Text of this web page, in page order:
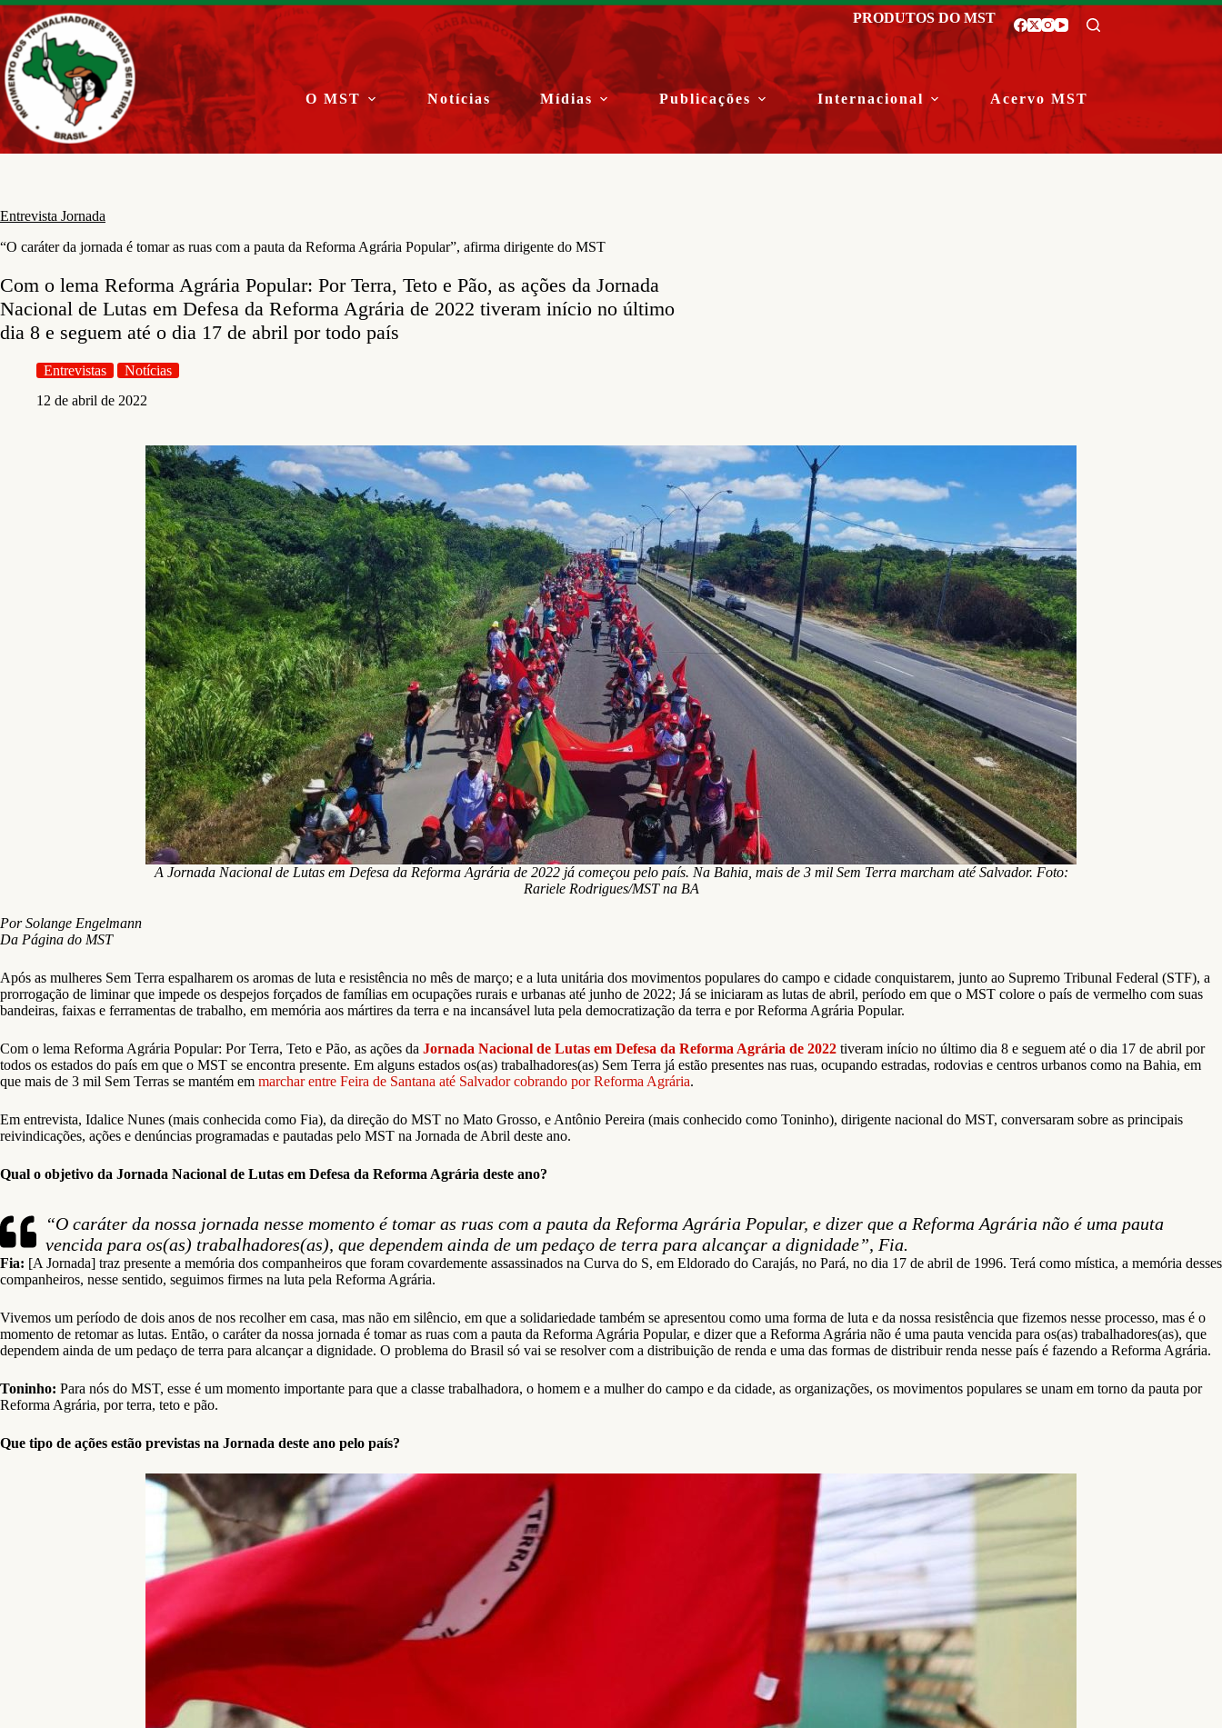
Pular
para
o
conteúdo
PRODUTOS DO MST
O MST Notícias Mídias Publicações Internacional Acervo MST
Entrevista Jornada
“O caráter da jornada é tomar as ruas com a pauta da Reforma Agrária Popular”, afirma dirigente do MST
Com o lema Reforma Agrária Popular: Por Terra, Teto e Pão, as ações da Jornada
Nacional de Lutas em Defesa da Reforma Agrária de 2022 tiveram início no último
dia 8 e seguem até o dia 17 de abril por todo país
Entrevistas
Notícias
12 de abril de 2022
A Jornada Nacional de Lutas em Defesa da Reforma Agrária de 2022 já começou pelo país. Na Bahia, mais de 3 mil Sem Terra marcham até Salvador. Foto:
Rariele Rodrigues/MST na BA
Por Solange Engelmann
Da Página do MST
Após as mulheres Sem Terra espalharem os aromas de luta e resistência no mês de março; e a luta unitária dos movimentos populares do campo e cidade conquistarem, junto ao Supremo Tribunal Federal (STF), a
prorrogação de liminar que impede os despejos forçados de famílias em ocupações rurais e urbanas até junho de 2022; Já se iniciaram as lutas de abril, período em que o MST colore o país de vermelho com suas
bandeiras, faixas e ferramentas de trabalho, em memória aos mártires da terra e na incansável luta pela democratização da terra e por Reforma Agrária Popular.
Com o lema Reforma Agrária Popular: Por Terra, Teto e Pão, as ações da Jornada Nacional de Lutas em Defesa da Reforma Agrária de 2022 tiveram início no último dia 8 e seguem até o dia 17 de abril por
todos os estados do país em que o MST se encontra presente. Em alguns estados os(as) trabalhadores(as) Sem Terra já estão presentes nas ruas, ocupando estradas, rodovias e centros urbanos como na Bahia, em
que mais de 3 mil Sem Terras se mantém em marchar entre Feira de Santana até Salvador cobrando por Reforma Agrária.
Em entrevista, Idalice Nunes (mais conhecida como Fia), da direção do MST no Mato Grosso, e Antônio Pereira (mais conhecido como Toninho), dirigente nacional do MST, conversaram sobre as principais
reivindicações, ações e denúncias programadas e pautadas pelo MST na Jornada de Abril deste ano.
Qual o objetivo da Jornada Nacional de Lutas em Defesa da Reforma Agrária deste ano?
“O caráter da nossa jornada nesse momento é tomar as ruas com a pauta da Reforma Agrária Popular, e dizer que a Reforma Agrária não é uma pauta
vencida para os(as) trabalhadores(as), que dependem ainda de um pedaço de terra para alcançar a dignidade”, Fia.
Fia: [A Jornada] traz presente a memória dos companheiros que foram covardemente assassinados na Curva do S, em Eldorado do Carajás, no Pará, no dia 17 de abril de 1996. Terá como mística, a memória desses
companheiros, nesse sentido, seguimos firmes na luta pela Reforma Agrária.
Vivemos um período de dois anos de nos recolher em casa, mas não em silêncio, em que a solidariedade também se apresentou como uma forma de luta e da nossa resistência que fizemos nesse processo, mas é o
momento de retomar as lutas. Então, o caráter da nossa jornada é tomar as ruas com a pauta da Reforma Agrária Popular, e dizer que a Reforma Agrária não é uma pauta vencida para os(as) trabalhadores(as), que
dependem ainda de um pedaço de terra para alcançar a dignidade. O problema do Brasil só vai se resolver com a distribuição de renda e uma das formas de distribuir renda nesse país é fazendo a Reforma Agrária.
Toninho: Para nós do MST, esse é um momento importante para que a classe trabalhadora, o homem e a mulher do campo e da cidade, as organizações, os movimentos populares se unam em torno da pauta por
Reforma Agrária, por terra, teto e pão.
Que tipo de ações estão previstas na Jornada deste ano pelo país?